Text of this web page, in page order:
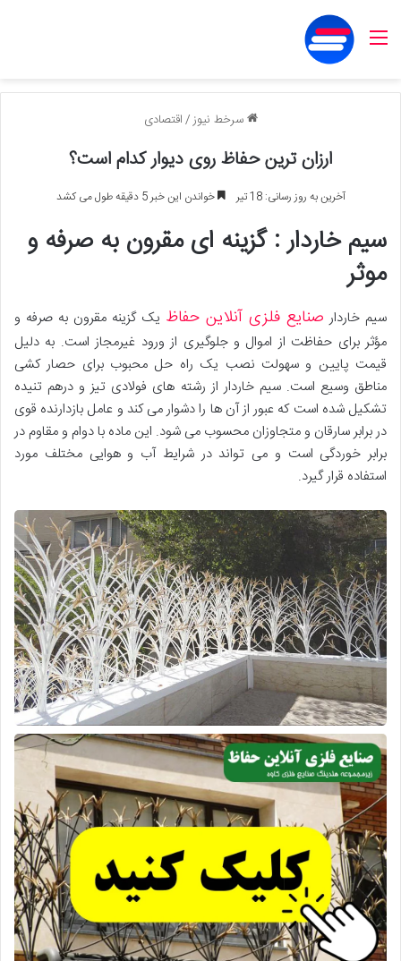
منو
سرخط نیوز/اقتصادی
ارزان ترین حفاظ روی دیوار کدام است؟
آخرین به روز رسانی: 18 تیر خواندن این خبر 5 دقیقه طول می کشد
سیم خاردار : گزینه ای مقرون به صرفه و
موثر
سیم خاردار صنایع فلزی آنلاین حفاظ یک گزینه مقرون به صرفه و
مؤثر برای حفاظت از اموال و جلوگیری از ورود غیرمجاز است. به دلیل
قیمت پایین و سهولت نصب یک راه حل محبوب برای حصار کشی
مناطق وسیع است. سیم خاردار از رشته های فولادی تیز و درهم تنیده
تشکیل شده است که عبور از آن ها را دشوار می کند و عامل بازدارنده قوی
در برابر سارقان و متجاوزان محسوب می شود. این ماده با دوام و مقاوم در
برابر خوردگی است و می تواند در شرایط آب و هوایی مختلف مورد
استفاده قرار گیرد.